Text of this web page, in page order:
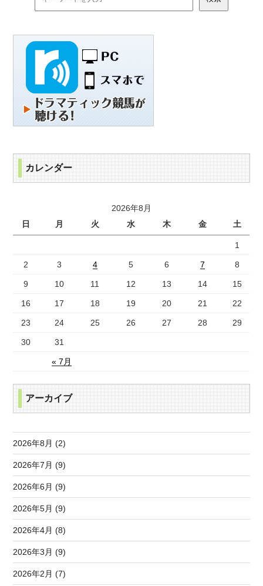
カレンダー
2026年8月
日
月 火 水 木 金 土
« 7月
1
2 3 4 5 6 7 8
9 10 11 12 13 14 15
16 17 18 19 20 21 22
23 24 25 26 27 28 29
30 31
アーカイブ
2026年8月 (2)
2026年7月 (9)
2026年6月 (9)
2026年5月 (9)
2026年4月 (8)
2026年3月 (9)
2026年2月 (7)